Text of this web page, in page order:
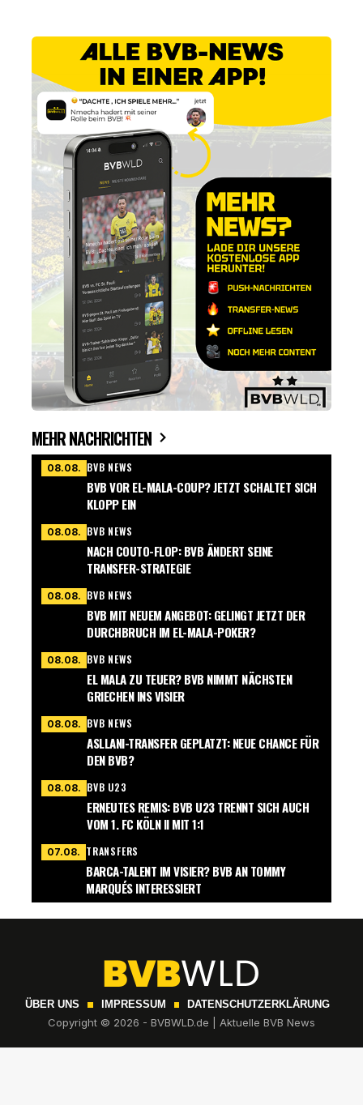
MEHR NACHRICHTEN
08.08. BVB NEWS
BVB VOR EL-MALA-COUP? JETZT SCHALTET SICH
KLOPP EIN
08.08. BVB NEWS
NACH COUTO-FLOP: BVB ÄNDERT SEINE
TRANSFER-STRATEGIE
08.08. BVB NEWS
BVB MIT NEUEM ANGEBOT: GELINGT JETZT DER
DURCHBRUCH IM EL-MALA-POKER?
08.08. BVB NEWS
EL MALA ZU TEUER? BVB NIMMT NÄCHSTEN
GRIECHEN INS VISIER
08.08. BVB NEWS
ASLLANI-TRANSFER GEPLATZT: NEUE CHANCE FÜR
DEN BVB?
08.08. BVB U23
ERNEUTES REMIS: BVB U23 TRENNT SICH AUCH
VOM 1. FC KÖLN II MIT 1:1
07.08. TRANSFERS
BARCA-TALENT IM VISIER? BVB AN TOMMY
MARQUÉS INTERESSIERT
ÜBER UNS IMPRESSUM DATENSCHUTZERKLÄRUNG
Copyright © 2026 - BVBWLD.de | Aktuelle BVB News